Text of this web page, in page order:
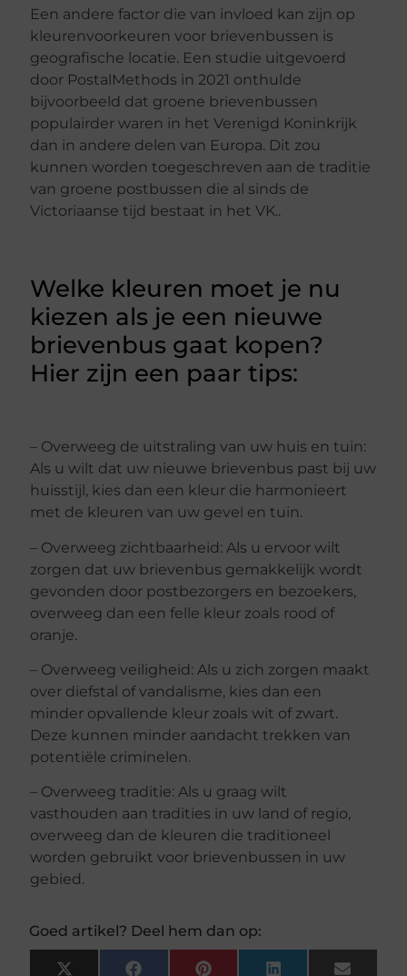
Een andere factor die van invloed kan zijn op
kleurenvoorkeuren voor brievenbussen is
geografische locatie. Een studie uitgevoerd
door PostalMethods in 2021 onthulde
bijvoorbeeld dat groene brievenbussen
populairder waren in het Verenigd Koninkrijk
dan in andere delen van Europa. Dit zou
kunnen worden toegeschreven aan de traditie
van groene postbussen die al sinds de
Victoriaanse tijd bestaat in het VK..
Welke kleuren moet je nu
kiezen als je een nieuwe
brievenbus gaat kopen?
Hier zijn een paar tips:
– Overweeg de uitstraling van uw huis en tuin:
Als u wilt dat uw nieuwe brievenbus past bij uw
huisstijl, kies dan een kleur die harmonieert
met de kleuren van uw gevel en tuin.
– Overweeg zichtbaarheid: Als u ervoor wilt
zorgen dat uw brievenbus gemakkelijk wordt
gevonden door postbezorgers en bezoekers,
overweeg dan een felle kleur zoals rood of
oranje.
– Overweeg veiligheid: Als u zich zorgen maakt
over diefstal of vandalisme, kies dan een
minder opvallende kleur zoals wit of zwart.
Deze kunnen minder aandacht trekken van
potentiële criminelen.
– Overweeg traditie: Als u graag wilt
vasthouden aan tradities in uw land of regio,
overweeg dan de kleuren die traditioneel
worden gebruikt voor brievenbussen in uw
gebied.
Goed artikel? Deel hem dan op: